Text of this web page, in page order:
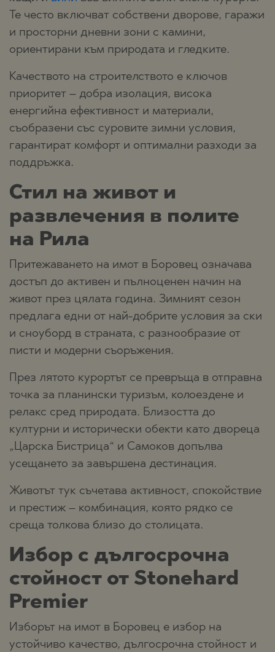
Те често включват собствени дворове, гаражи
и просторни дневни зони с камини,
ориентирани към природата и гледките.
Качеството на строителството е ключов
приоритет – добра изолация, висока
енергийна ефективност и материали,
съобразени със суровите зимни условия,
гарантират комфорт и оптимални разходи за
поддръжка.
Стил на живот и
развлечения в полите
на Рила
Притежаването на имот в Боровец означава
достъп до активен и пълноценен начин на
живот през цялата година. Зимният сезон
предлага едни от най-добрите условия за ски
и сноуборд в страната, с разнообразие от
писти и модерни съоръжения.
През лятото курортът се превръща в отправна
точка за планински туризъм, колоездене и
релакс сред природата. Близостта до
културни и исторически обекти като двореца
„Царска Бистрица“ и Самоков допълва
усещането за завършена дестинация.
Животът тук съчетава активност, спокойствие
и престиж – комбинация, която рядко се
среща толкова близо до столицата.
Избор с дългосрочна
стойност от Stonehard
Premier
Изборът на имот в Боровец е избор на
устойчиво качество, дългосрочна стойност и